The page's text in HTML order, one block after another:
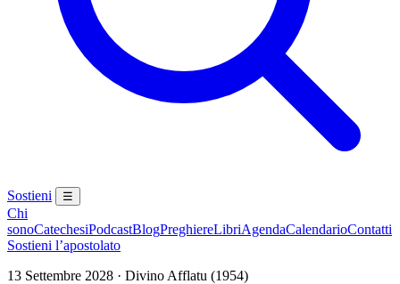
Sostieni ☰
Chi
sonoCatechesiPodcastBlogPreghiereLibriAgendaCalendarioContatti
Sostieni l’apostolato
13 Settembre 2028 · Divino Afflatu (1954)